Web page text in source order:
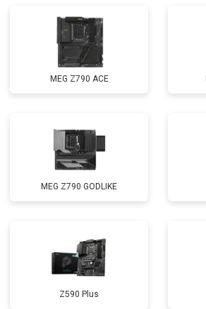
MEG Z790 ACE
MEG Z790 GODLIKE
Z590 Plus